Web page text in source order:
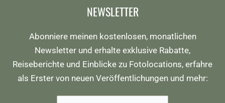
NEWSLETTER
Abonniere meinen kostenlosen, monatlichen
Newsletter und erhalte exklusive Rabatte,
Reiseberichte und Einblicke zu Fotolocations, erfahre
als Erster von neuen Veröffentlichungen und mehr: